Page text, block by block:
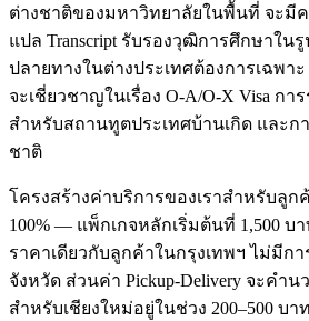
ต่างชาติของมหาวิทยาลัยในพื้นที่ จะมี
แปล Transcript รับรองวุฒิการศึกษาใน
ปลายทางในต่างประเทศต้องการเฉพ
จะเชี่ยวชาญในเรื่อง O-A/O-X Visa กา
สำหรับสถานทูตประเทศบ้านเกิด และก
ชาติ
โครงสร้างค่าบริการของเราสำหรับลูก
100% — แพ็กเกจหลักเริ่มต้นที่ 1,500 บ
ราคาเดียวกับลูกค้าในกรุงเทพฯ ไม่มีกา
จังหวัด ส่วนค่า Pickup-Delivery จะคำ
สำหรับเชียงใหม่อยู่ในช่วง 200–500 บ